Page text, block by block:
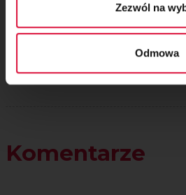
Zezwól na
Odmowa
Komentarze